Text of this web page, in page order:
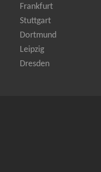
Frankfurt
Stuttgart
Dortmund
Leipzig
Dresden